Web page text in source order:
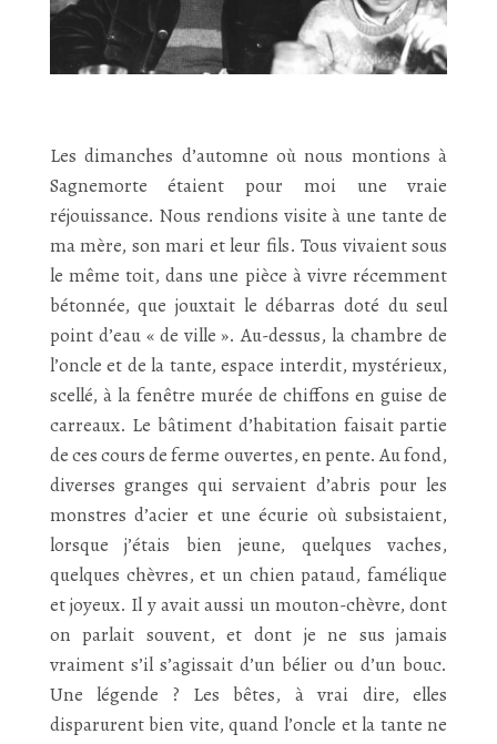
Les dimanches d’automne où nous montions à
Sagnemorte étaient pour moi une vraie
réjouissance. Nous rendions visite à une tante de
ma mère, son mari et leur fils. Tous vivaient sous
le même toit, dans une pièce à vivre récemment
bétonnée, que jouxtait le débarras doté du seul
point d’eau « de ville ». Au-dessus, la chambre de
l’oncle et de la tante, espace interdit, mystérieux,
scellé, à la fenêtre murée de chiffons en guise de
carreaux. Le bâtiment d’habitation faisait partie
de ces cours de ferme ouvertes, en pente. Au fond,
diverses granges qui servaient d’abris pour les
monstres d’acier et une écurie où subsistaient,
lorsque j’étais bien jeune, quelques vaches,
quelques chèvres, et un chien pataud, famélique
et joyeux. Il y avait aussi un mouton-chèvre, dont
on parlait souvent, et dont je ne sus jamais
vraiment s’il s’agissait d’un bélier ou d’un bouc.
Une légende ? Les bêtes, à vrai dire, elles
disparurent bien vite, quand l’oncle et la tante ne